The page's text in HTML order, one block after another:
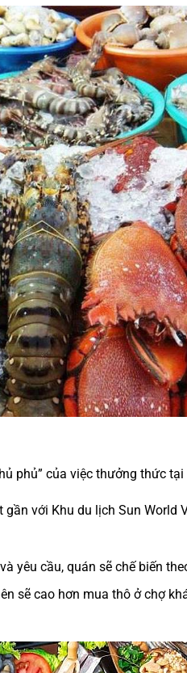
phủ” của việc thưởng thức tại
gần với Khu du lịch Sun World
yêu cầu, quán sẽ chế biến
sẽ cao hơn mua thô ở chợ